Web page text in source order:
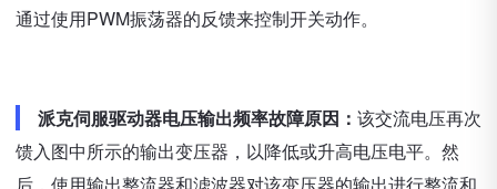
通过使用PWM振荡器的反馈来控制开关动作。
派克伺服驱动器电压输出频率故障原因： 该交流电压再次
馈入图中所示的输出变压器，以降低或升高电压电平。然